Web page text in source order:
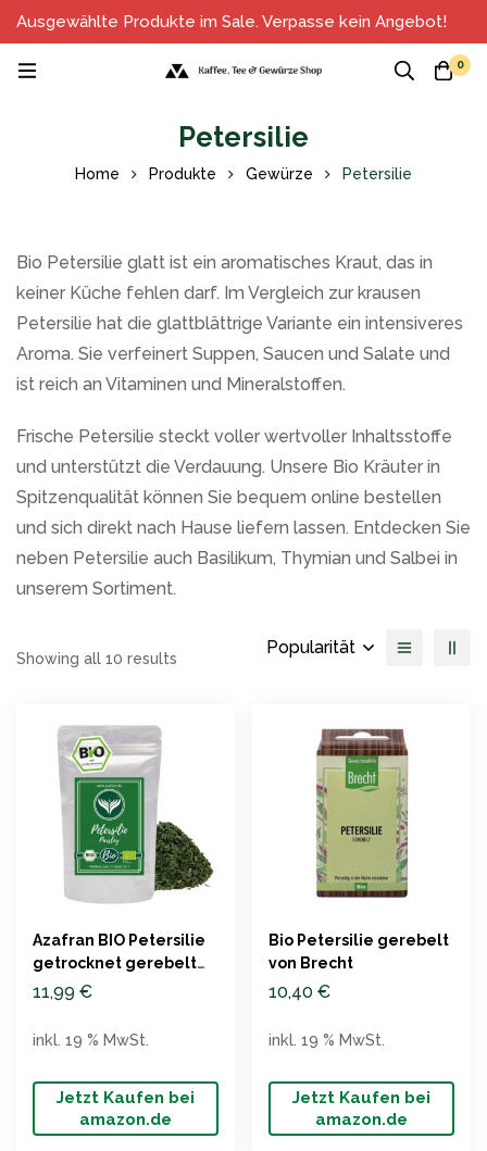
Ausgewählte Produkte im Sale. Verpasse kein Angebot!
0
Petersilie
Home Produkte Gewürze Petersilie
Bio Petersilie glatt ist ein aromatisches Kraut, das in
keiner Küche fehlen darf. Im Vergleich zur krausen
Petersilie hat die glattblättrige Variante ein intensiveres
Aroma. Sie verfeinert Suppen, Saucen und Salate und
ist reich an Vitaminen und Mineralstoffen.
Frische Petersilie steckt voller wertvoller Inhaltsstoffe
und unterstützt die Verdauung. Unsere Bio Kräuter in
Spitzenqualität können Sie bequem online bestellen
und sich direkt nach Hause liefern lassen. Entdecken Sie
neben Petersilie auch Basilikum, Thymian und Salbei in
unserem Sortiment.
Showing all 10 results
Popularität
Azafran BIO Petersilie
getrocknet gerebelt
250g
11,99 €
Jetzt Kaufen bei
amazon.de
inkl. 19 % MwSt.
Bio Petersilie gerebelt
von Brecht
10,40 €
Jetzt Kaufen bei
amazon.de
inkl. 19 % MwSt.